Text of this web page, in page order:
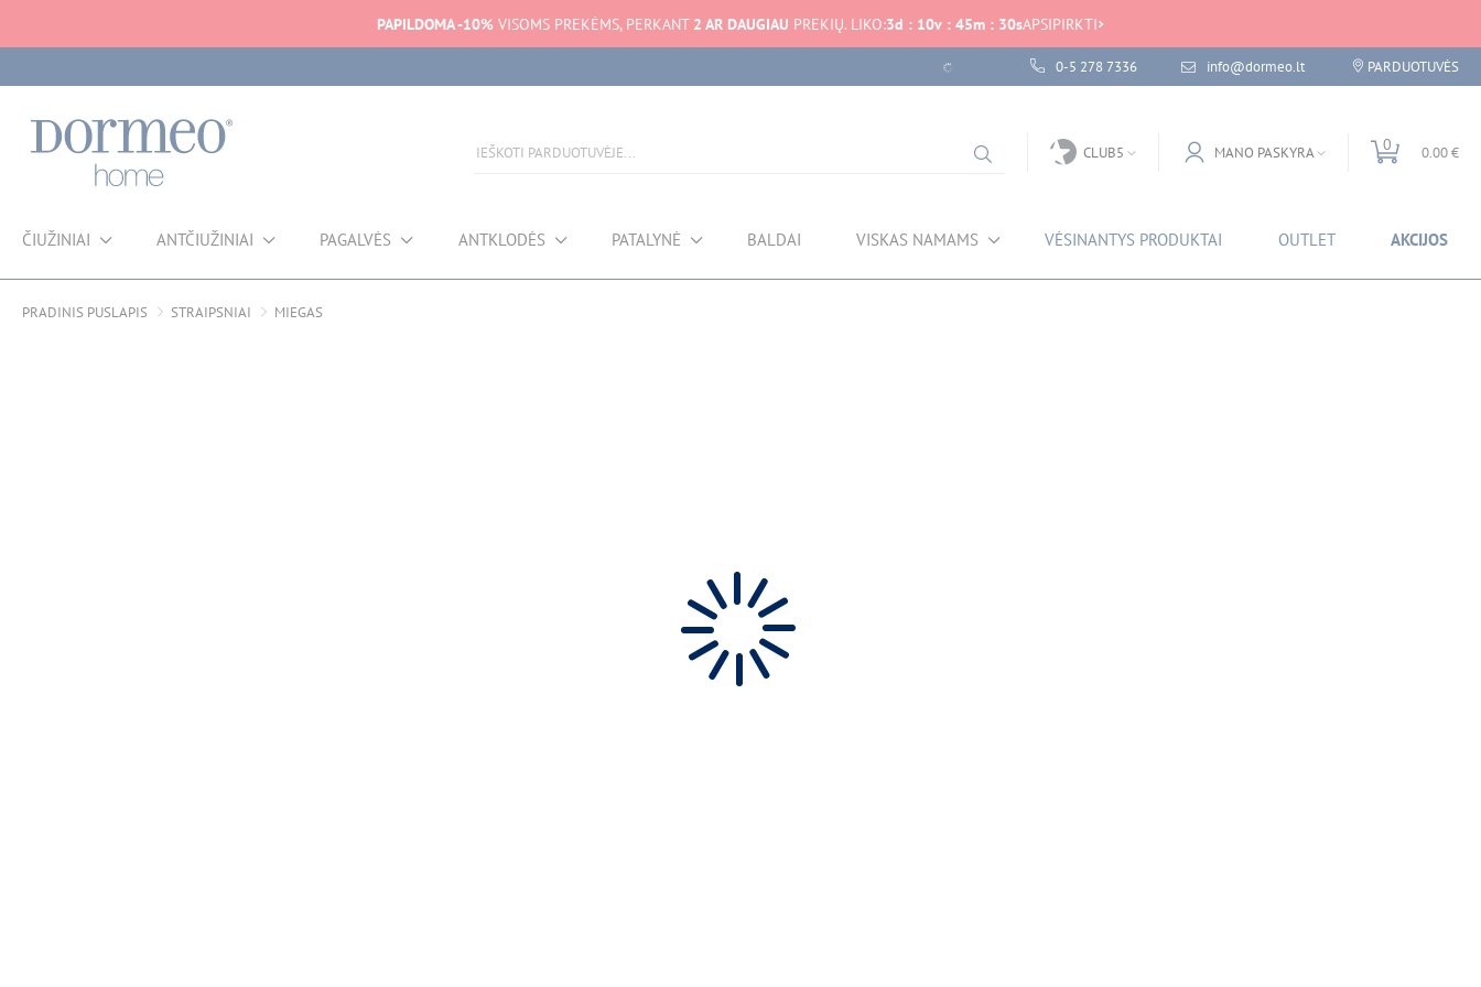
PAPILDOMA -10% VISOMS PREKĖMS, PERKANT 2 AR DAUGIAU PREKIŲ. LIKO:3d : 10v : 45m : 30sAPSIPIRKTI
Duomenų gavimo klaida 0-5 278 7336 info@dormeo.lt PARDUOTUVĖS
CLUB5 MANO PASKYRA 0 0.00 €
ČIUŽINIAI ANTČIUŽINIAI PAGALVĖS ANTKLODĖS PATALYNĖ BALDAI VISKAS NAMAMS VĖSINANTYS PRODUKTAI OUTLET AKCIJOS
PRADINIS PUSLAPIS STRAIPSNIAI MIEGAS